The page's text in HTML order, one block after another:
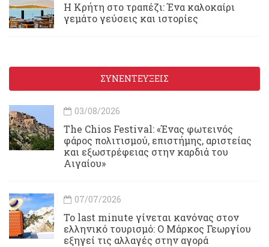
Η Κρήτη στο τραπέζι: Ένα καλοκαίρι
γεμάτο γεύσεις και ιστορίες
ΣΥΝΕΝΤΕΥΞΕΙΣ
03/08/2026
Τhe Chios Festival: «Ένας φωτεινός
φάρος πολιτισμού, επιστήμης, αριστείας
και εξωστρέφειας στην καρδιά του
Αιγαίου»
07/07/2026
Το last minute γίνεται κανόνας στον
ελληνικό τουρισμό: Ο Μάρκος Γεωργίου
εξηγεί τις αλλαγές στην αγορά